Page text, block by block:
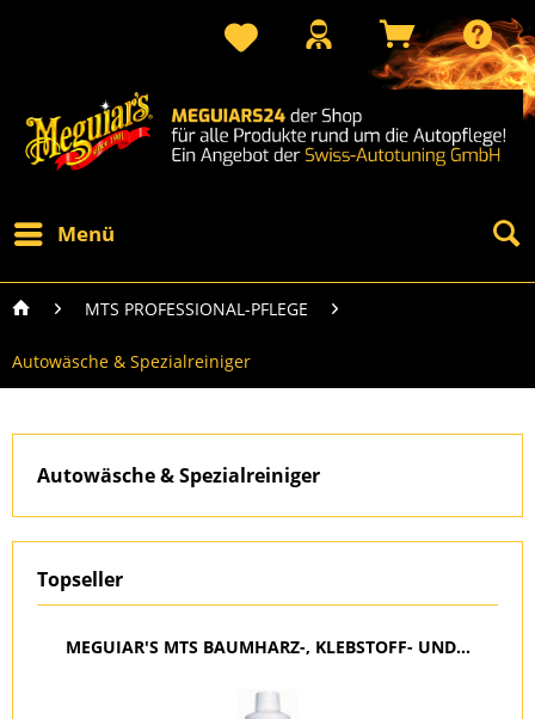
Menü
MTS PROFESSIONAL-PFLEGE
Autowäsche & Spezialreiniger
Autowäsche & Spezialreiniger
Topseller
MEGUIAR'S MTS BAUMHARZ-, KLEBSTOFF- UND...